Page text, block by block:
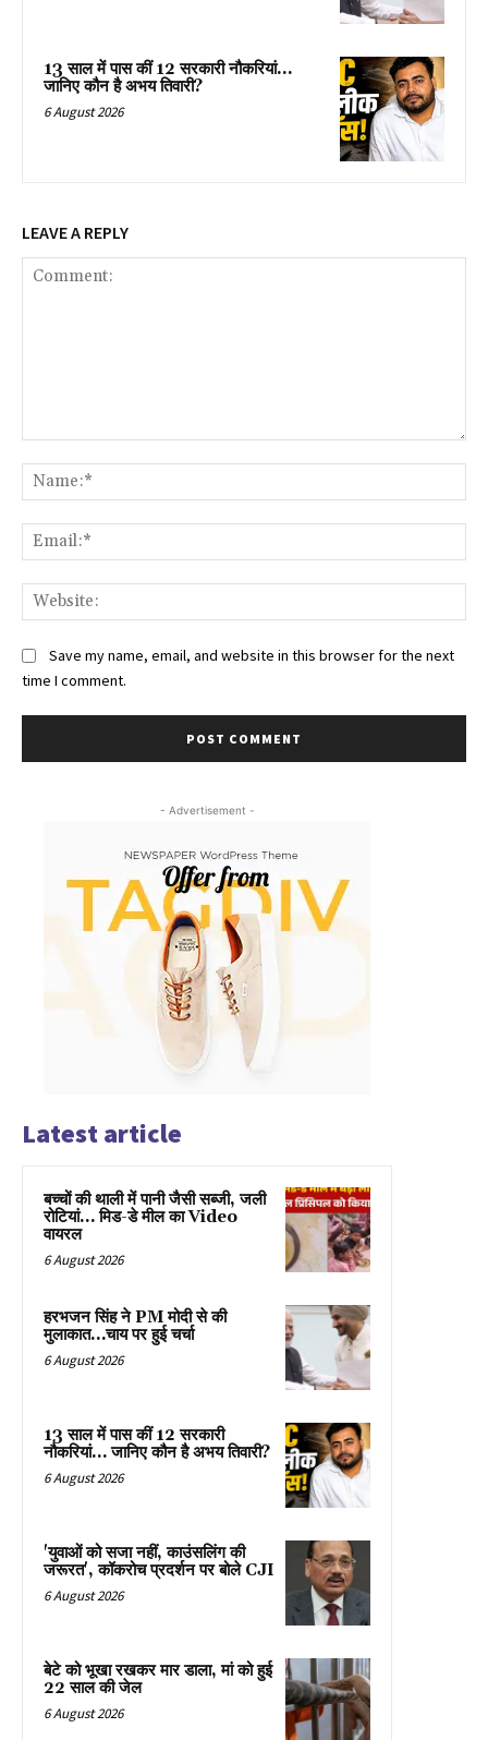
13 साल में पास कीं 12 सरकारी नौकरियां…
जान‍िए कौन है अभय तिवारी?
6 August 2026
LEAVE A REPLY
Save my name, email, and website in this browser for the next
time I comment.
- Advertisement -
Latest article
बच्चों की थाली में पानी जैसी सब्जी, जली
रोटियां… मिड-डे मील का Video
वायरल
6 August 2026
हरभजन सिंह ने PM मोदी से की
मुलाकात…चाय पर हुई चर्चा
6 August 2026
13 साल में पास कीं 12 सरकारी
नौकरियां… जान‍िए कौन है अभय तिवारी?
6 August 2026
'युवाओं को सजा नहीं, काउंसलिंग की
जरूरत', कॉकरोच प्रदर्शन पर बोले CJI
6 August 2026
बेटे को भूखा रखकर मार डाला, मां को हुई
22 साल की जेल
6 August 2026